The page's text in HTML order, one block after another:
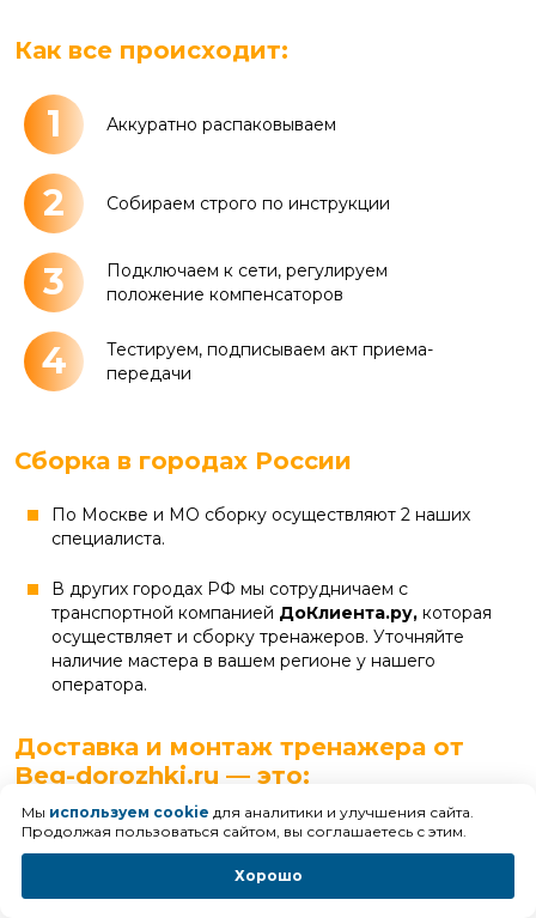
Как все происходит:
1 Аккуратно распаковываем
2 Собираем строго по инструкции
3
Подключаем к сети, регулируем
положение компенсаторов
4
Тестируем, подписываем акт приема-
передачи
Сборка в городах России
По Москве и МО сборку осуществляют 2 наших
специалиста.
В других городах РФ мы сотрудничаем с
транспортной компанией ДоКлиента.ру, которая
осуществляет и сборку тренажеров. Уточняйте
наличие мастера в вашем регионе у нашего
оператора.
Доставка и монтаж тренажера от
Beg-dorozhki.ru — это:
Мы используем cookie для аналитики и улучшения сайта.
Продолжая пользоваться сайтом, вы соглашаетесь с этим.
Хорошо